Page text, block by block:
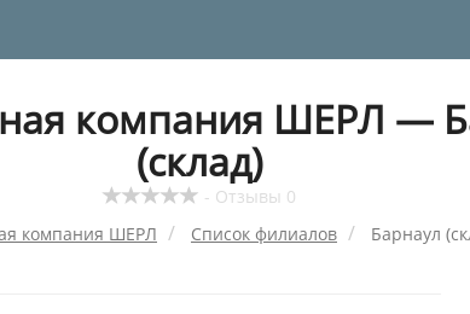
компания ШЕРЛ —
(склад)
- Отзывы 0
компания ШЕРЛ
Список филиалов Барнаул